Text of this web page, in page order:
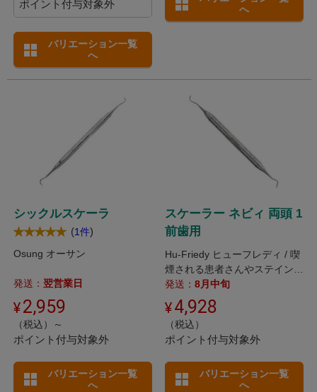
ポイント付与対象外
バリエーション一覧
へ
へ
シックルスケーラ
(1件)
Osung オーサン
発送： 翌営業日
2,959
（税込）～
ポイント付与対象外
バリエーション一覧
へ
スケーラー ネビィ 両頭 1
前歯用
Hu-Friedy ヒューフレディ / 喫
煙される患者さんやステインが
沈着しやすい方等に
発送： 8月中旬
4,928
（税込）
ポイント付与対象外
バリエーション一覧
へ